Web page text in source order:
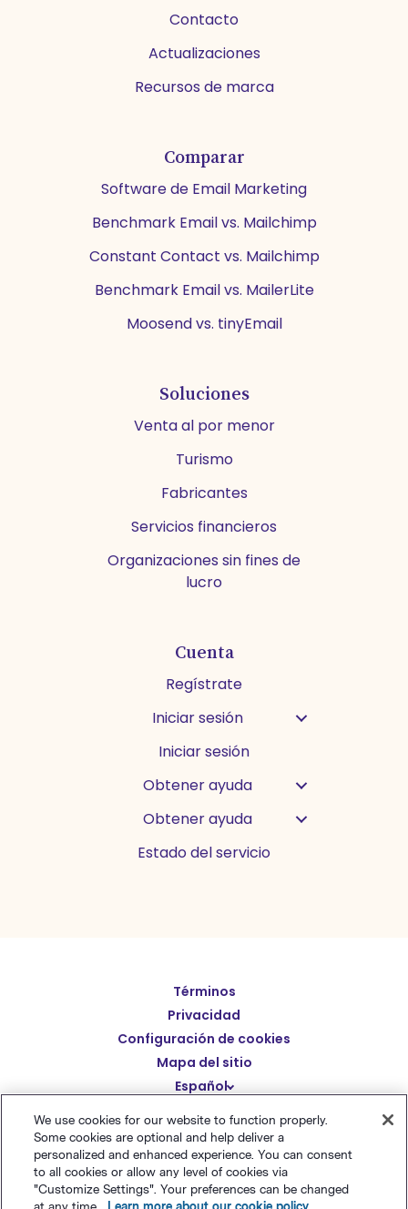
Contacto
Actualizaciones
Recursos de marca
Comparar
Software de Email Marketing
Benchmark Email vs. Mailchimp
Constant Contact vs. Mailchimp
Benchmark Email vs. MailerLite
Moosend vs. tinyEmail
Soluciones
Venta al por menor
Turismo
Fabricantes
Servicios financieros
Organizaciones sin fines de
lucro
Cuenta
Regístrate
Iniciar sesión
Iniciar sesión
Obtener ayuda
Obtener ayuda
Estado del servicio
Términos
Privacidad
Configuración de cookies
Mapa del sitio
Español
English
Deutsch
繁體中文
简体中文
日本語
Italiano
Português (BR)
© Polaris Software, LLC 粤ICP备14001834号
Email® es una marca comercial registrada de
Software, LLC
We use cookies for our website to function properly.
Some cookies are optional and help deliver a
personalized and enhanced experience. You can consent
to all cookies or allow any level of cookies via
"Customize Settings". Your preferences can be changed